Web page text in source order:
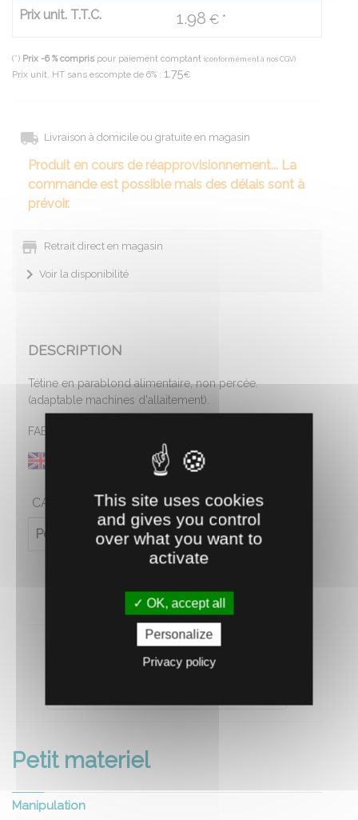
Prix unit. T.T.C. 1.98 € *
(*) Prix -6 % compris pour paiement comptant (conformément à nos CGV)
Prix unit. HT sans escompte de 6% : 1.75€
Livraison à domicile ou gratuite en magasin
Produit en cours de réapprovisionnement... La
commande est possible mais des délais sont à
prévoir.
Retrait direct en magasin
Voir la disponibilité
DESCRIPTION
Tétine en parablond alimentaire, non percée.
(adaptable machines d'allaitement).
FABRICATION FRANCAISE
CARACTÉRISTIQUES
Poids (en kg) 0.01
Petit materiel
Manipulation
This site uses cookies
and gives you control
over what you want to
activate
OK, accept all
Personalize
Privacy policy